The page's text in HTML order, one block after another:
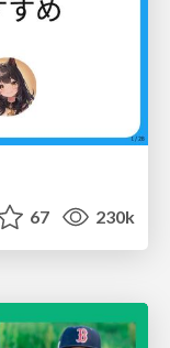
67 230k